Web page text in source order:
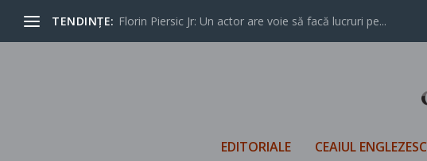
TENDINȚE: Florin Piersic Jr: Un actor are voie să facă lucruri pe...
EDITORIALE CEAIUL ENGLEZESC